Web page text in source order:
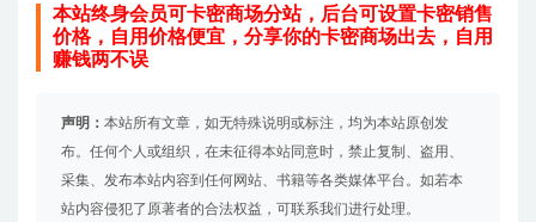
本站终身会员可卡密商场分站，后台可设置卡密销售
价格，自用价格便宜，分享你的卡密商场出去，自用
赚钱两不误
声明： 本站所有文章，如无特殊说明或标注，均为本站原创发
布。任何个人或组织，在未征得本站同意时，禁止复制、盗用、
采集、发布本站内容到任何网站、书籍等各类媒体平台。如若本
站内容侵犯了原著者的合法权益，可联系我们进行处理。